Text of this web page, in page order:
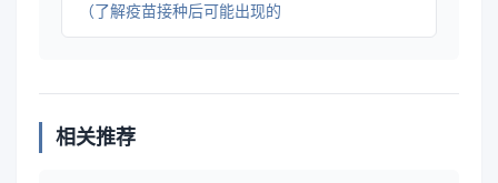
（了解疫苗接种后可能出现的
相关推荐